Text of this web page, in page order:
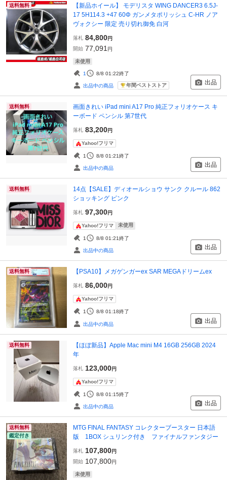
送料無料
【新品ホイール】 モデリスタ WING DANCER3 6.5J-
17 5H114.3 +47 60Φ ガンメタポリッシュ C-HR ノア
ヴォクシー 限定 売り切れ御免 白河
落札 84,800円
開始 77,091 円
未使用
1 8/8 01:22終了
出品中の商品 年間ベストストア 出品
送料無料
画面きれい iPad mini A17 Pro 純正フォリオケース キ
ーボード ペンシル 第7世代
落札 83,200円
Yahoo!フリマ
1 8/8 01:21終了
出品中の商品 出品
送料無料
14点【SALE】ディオールショウ サンク クルール 862
ショッキング ピンク
落札 97,300円
Yahoo!フリマ 未使用
1 8/8 01:21終了
出品中の商品 出品
送料無料 【PSA10】メガゲンガーex SAR MEGAドリームex
落札 86,000円
Yahoo!フリマ
1 8/8 01:18終了
出品中の商品 出品
送料無料
【ほぼ新品】Apple Mac mini M4 16GB 256GB 2024
年
落札 123,000円
Yahoo!フリマ
1 8/8 01:15終了
出品中の商品 出品
送料無料
鑑定付き
MTG FINAL FANTASY コレクターブースター 日本語
版 1BOX シュリンク付き ファイナルファンタジー
落札 107,800円
開始 107,800円
未使用